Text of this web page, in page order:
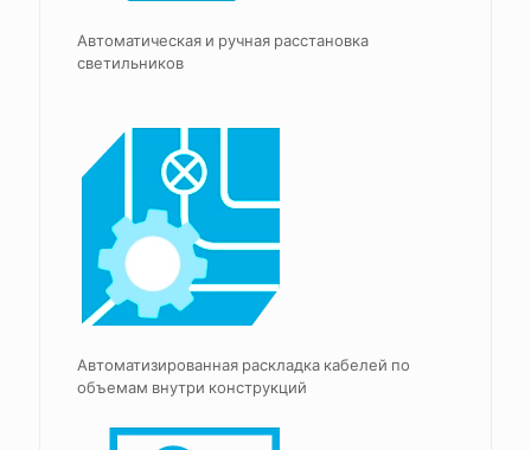
Автоматическая и ручная расстановка
светильников
Автоматизированная раскладка кабелей по
объемам внутри конструкций